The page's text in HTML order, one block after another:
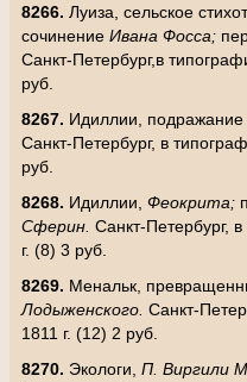
8266. Луиза, сельское
сочинение Ивана Фосса;
Санкт-Петербург,в
руб.
8267. Идиллии, подражание
Санкт-Петербург, в
руб.
8268. Идиллии, Феокрита;
Сферин. Санкт-Петербург,
г. (8) 3 руб.
8269. Менальк,
Лодыженского. Санкт-
1811 г. (12) 2 руб.
8270. Экологи, П. Виргили